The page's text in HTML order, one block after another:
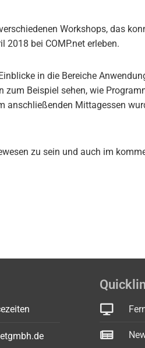
Workshops, das
2018 bei COMP.net erleben.
in die Bereiche
zum Beispiel sehen, wie
anschließenden Mittagessen
zu sein und auch im